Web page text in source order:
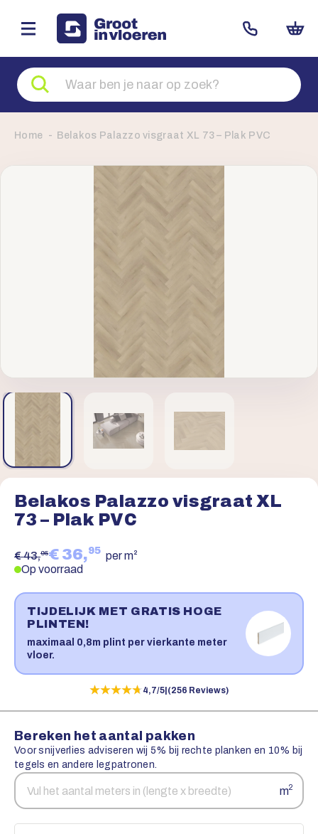
Zoeken
naar
producten
Home Belakos Palazzo visgraat XL 73 – Plak PVC
Belakos Palazzo visgraat XL
73 – Plak PVC
€ 43,95€ 36,95 per m²
Op voorraad
TIJDELIJK MET GRATIS HOGE
PLINTEN!
maximaal 0,8m plint per vierkante meter
vloer.
★★★★★
★★★★★4,7/5 (256 Reviews)
Bereken het aantal pakken
Voor snijverlies adviseren wij 5% bij rechte planken en 10% bij
tegels en andere legpatronen.
Aantal
vierkante
m2
Snijverlies